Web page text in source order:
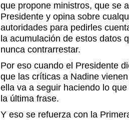
que propone ministros, que se
Presidente y opina sobre
autoridades para pedirles
la acumulación de estos datos
nunca contrarrestar.
Por eso cuando el Presidente
que las críticas a Nadine
ella va a seguir haciendo lo
la última frase.
Y eso se refuerza con la